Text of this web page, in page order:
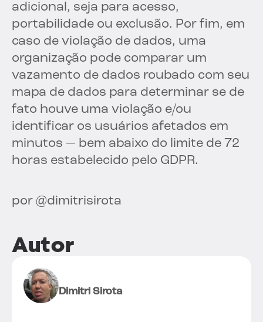
adicional, seja para acesso,
portabilidade ou exclusão. Por fim, em
caso de violação de dados, uma
organização pode comparar um
vazamento de dados roubado com seu
mapa de dados para determinar se de
fato houve uma violação e/ou
identificar os usuários afetados em
minutos — bem abaixo do limite de 72
horas estabelecido pelo GDPR.
por @dimitrisirota
Autor
Dimitri Sirota